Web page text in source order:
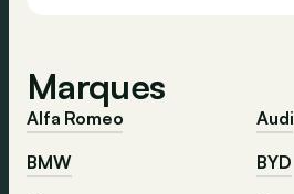
Marques
Alfa Romeo
Audi
BMW
BYD